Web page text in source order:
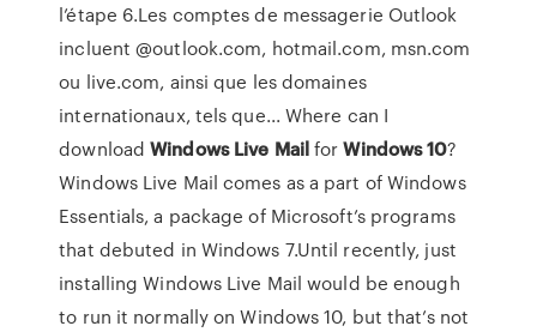
l’étape 6.Les comptes de messagerie Outlook
incluent @outlook.com, hotmail.com, msn.com
ou live.com, ainsi que les domaines
internationaux, tels que... Where can I
downloadWindows Live MailforWindows10?
Windows Live Mail comes as a part of Windows
Essentials, a package of Microsoft’s programs
that debuted in Windows 7.Until recently, just
installing Windows Live Mail would be enough
to run it normally on Windows 10, but that’s not